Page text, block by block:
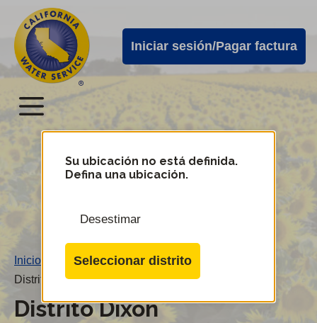
directamente
contenido
principal
Alertas
de
Cal
Water
Iniciar sesión/Pagar factura
Menú
Menú
del
servicio
móvil
Cal
Water
Su ubicación no está definida.
Defina una ubicación.
Desestimar
Seleccionar distrito
Inicio
Distrito Dixon
Distrito Dixon